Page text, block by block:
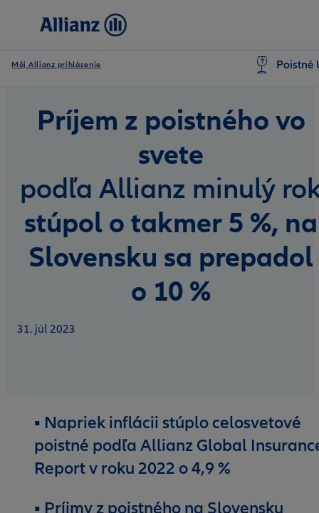
Môj Allianz prihlásenie Poistné
Príjem z poistného vo
svete
podľa Allianz minulý
stúpol o takmer 5 %, na
Slovensku sa prepadol
o 10 %
31. júl 2023
▪ Napriek inflácii stúplo celosvetové
poistné podľa Allianz Global
Report v roku 2022 o 4,9 %
▪ Príjmy z poistného na Slovensku